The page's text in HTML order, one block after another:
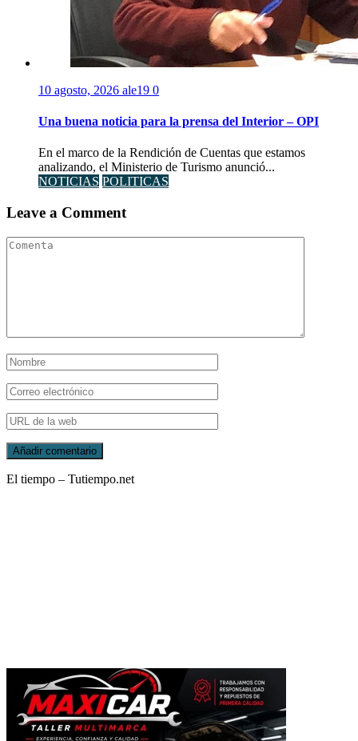
10 agosto, 2026 ale19 0
Una buena noticia para la prensa del Interior – OPI
En el marco de la Rendición de Cuentas que estamos
analizando, el Ministerio de Turismo anunció...
NOTICIAS POLITICAS
Leave a Comment
El tiempo – Tutiempo.net